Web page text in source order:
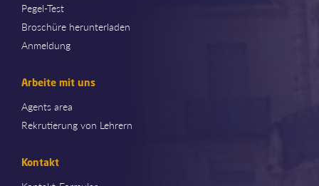
Pegel-Test
Broschüre herunterladen
Anmeldung
Arbeite mit uns
Agents area
Rekrutierung von Lehrern
Kontakt